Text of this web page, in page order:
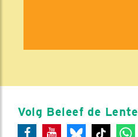
Volg Beleef de Lente